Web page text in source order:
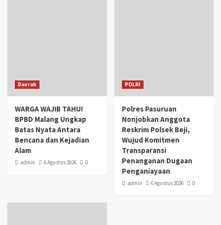
Daerah
WARGA WAJIB TAHU!
BPBD Malang Ungkap
Batas Nyata Antara
Bencana dan Kejadian
Alam
admin 6 Agustus 2026 0
POLRI
Polres Pasuruan
Nonjobkan Anggota
Reskrim Polsek Beji,
Wujud Komitmen
Transparansi
Penanganan Dugaan
Penganiayaan
admin 6 Agustus 2026 0